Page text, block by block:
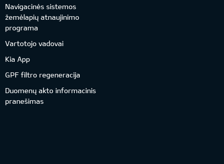
Navigacinės sistemos
žemėlapių atnaujinimo
programa
Vartotojo vadovai
Kia App
GPF filtro regeneracija
Duomenų akto informacinis
pranešimas